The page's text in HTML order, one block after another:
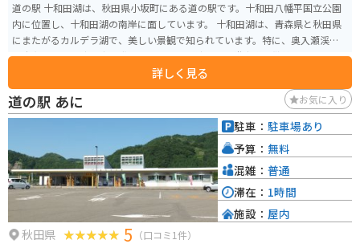
道の駅 十和田湖は、秋田県小坂町にある道の駅です。十和田八幡平国立公園
内に位置し、十和田湖の南岸に面しています。 十和田湖は、青森県と秋田県
にまたがるカルデラ湖で、美しい景観で知られています。特に、奥入瀬渓流
は十和田湖から流れ出す唯一の河川で、渓流沿いの遊歩道は散策に最適で
す。新緑や紅葉の時期は特に美しく、多くの観光客が訪れます。湖畔には遊覧
船乗り場もあり、湖上から景色を楽しむこともできます。 道の駅 十和田湖
は、休憩所やレストラン、売店などが併設されており、十和田湖観光の拠点
として便利です。売店では、地元の特産品やお土産を購入することができま
す。また、近隣には温泉施設もあり、ゆったりと過ごすことができます。 バ
イクで訪れる場合は、奥入瀬渓流の道路は快適に走ることができ、景色を楽
しみながらツーリングを楽しめます。ただし、奥入瀬渓流は一方通行区間が
あるので注意が必要です。また、駐車場は広く、バイクの駐車スペースも確
保されています。 十和田湖周辺は、自然豊かな場所で、四季折々の景色を楽
しむことができます。春の新緑、夏の深緑、秋の紅葉、冬の雪景色と、どの
季節に訪れても素晴らしい景色を堪能できます。また、周辺にはキャンプ場
詳しく見る
道の駅 あに お気に入り
秋田県 5 （口コミ1件）
駐車： 駐車場あり
予算： 無料
混雑： 普通
滞在： 1時間
施設： 屋内